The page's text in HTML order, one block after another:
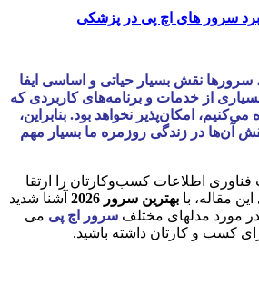
سرور های اچ پی در پزشکی
سرورها نقش بسیار حیاتی و اساسی ایفا
از خدمات و برنامه‌های کاربردی که
می‌کنیم، امکان‌پذیر نخواهد بود. بنابراین،
آن‌ها در زندگی روزمره ما بسیار مهم
اطلاعات کسب‌وکارتان را ارتقا
مقاله، با بهترین سرور 2026
آشنا شدید
مورد مدلهای مختلف سرور اچ پی می
کسب و کارتان داشته باشید.